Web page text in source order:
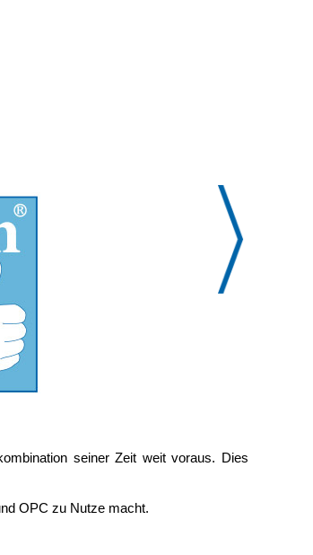
seiner Zeit weit voraus. Dies
OPC zu Nutze macht.